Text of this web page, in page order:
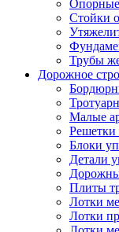
Стойки
Трубы
Дорожное
Малые
Решетки
Блоки
Детали
Плиты
Лотки
Лотки